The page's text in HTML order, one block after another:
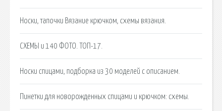
Носки, тапочки Вязание крючком, схемы вязания.
СХЕМЫ и 140 ФОТО. ТОП-17.
Носки спицами, подборка из 30 моделей с описанием.
Пинетки для новорожденных спицами и крючком: схемы.